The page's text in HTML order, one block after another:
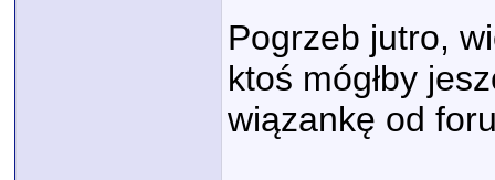
Pogrzeb jutro,
ktoś mógłby
wiązankę od